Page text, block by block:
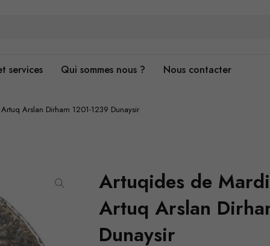
services Qui sommes nous ? Nous contacter
Arslan Dirham 1201-1239 Dunaysir
Artuqides de
Artuq Arslan
Dunaysir